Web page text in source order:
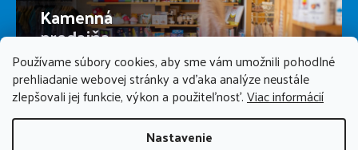
Používame súbory cookies, aby sme vám umožnili pohodlné
prehliadanie webovej stránky a vďaka analýze neustále
zlepšovali jej funkcie, výkon a použiteľnosť.Viac informácií
Nastavenie
Kamenná
predajňa
PREDAJŇA ZATVORENÁ